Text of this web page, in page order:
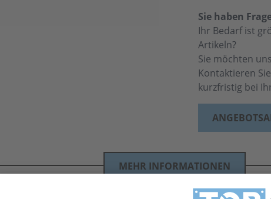
Sie haben
Ihr Bedarf ist
Artikeln?
Sie möchten
Kontaktieren
kurzfristig bei
MEHR INFORMATIONEN